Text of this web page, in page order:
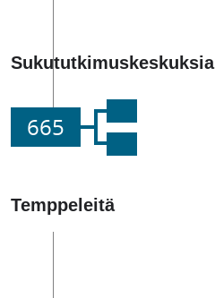
Sukututkimuskeskuksia
665
Temppeleitä